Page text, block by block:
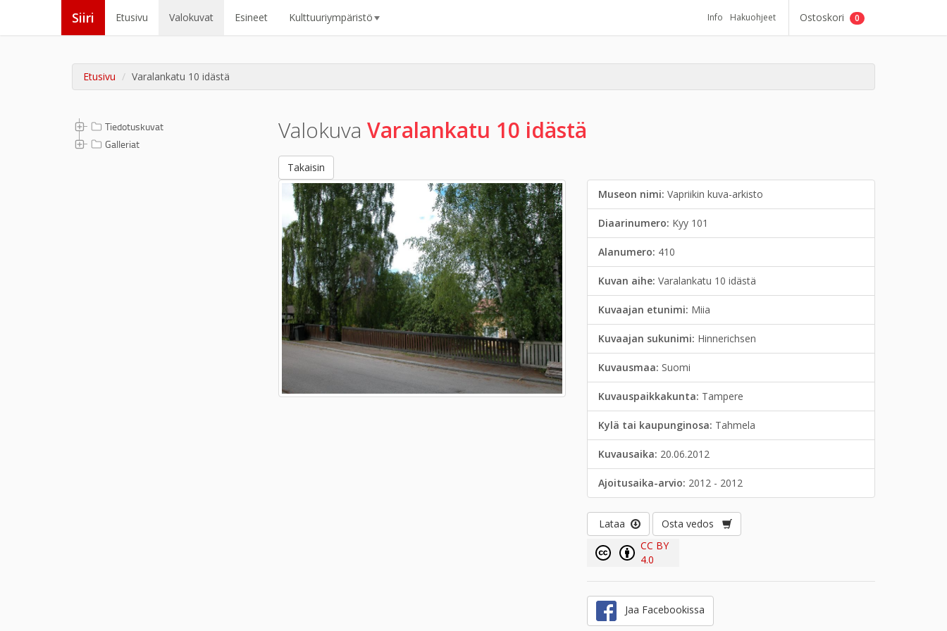
Siiri Etusivu Valokuvat Esineet Kulttuuriympäristö Info Hakuohjeet Ostoskori 0
Etusivu Varalankatu 10 idästä
Tiedotuskuvat
Galleriat
Valokuva Varalankatu 10 idästä
Takaisin
Museon nimi:Vapriikin kuva-arkisto
Diaarinumero: Kyy 101
Alanumero: 410
Kuvan aihe:Varalankatu 10 idästä
Kuvaajan etunimi: Miia
Kuvaajan sukunimi: Hinnerichsen
Kuvausmaa: Suomi
Kuvauspaikkakunta: Tampere
Kylä tai kaupunginosa: Tahmela
Kuvausaika: 20.06.2012
Ajoitusaika-arvio: 2012 - 2012
Lataa
Osta vedos
CC BY
4.0
Jaa Facebookissa